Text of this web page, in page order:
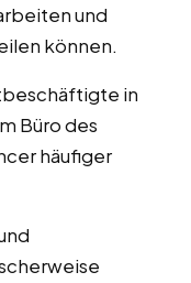
und
können.
in
Büro des
häufiger